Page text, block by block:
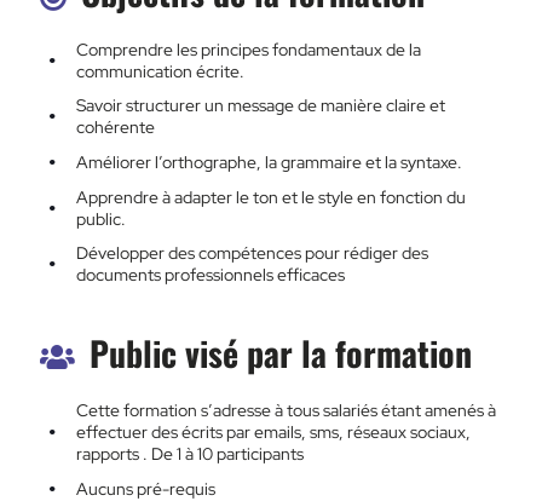
Comprendre les principes fondamentaux de la
communication écrite.
Savoir structurer un message de manière claire et
cohérente
Améliorer l’orthographe, la grammaire et la syntaxe.
Apprendre à adapter le ton et le style en fonction du
public.
Développer des compétences pour rédiger des
documents professionnels efficaces
Public visé par la formation
Cette formation s’adresse à tous salariés étant amenés à
effectuer des écrits par emails, sms, réseaux sociaux,
rapports . De 1 à 10 participants
Aucuns pré-requis